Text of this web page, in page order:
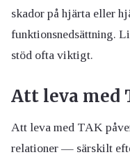
skador på hjärta eller
funktionsnedsättning.
stöd ofta viktigt.
Att leva med
Att leva med TAK
relationer — särskilt